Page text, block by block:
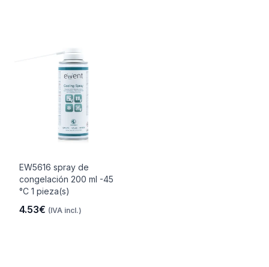
EW5616 spray de
congelación 200 ml -45
°C 1 pieza(s)
4.53€ (IVA incl.)